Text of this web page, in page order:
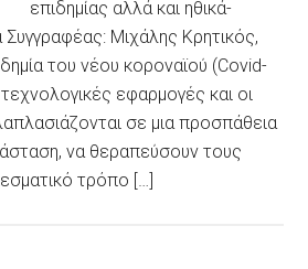
επιδημίας αλλά και ηθικά-
Συγγραφέας: Μιχάλης Κρητικός,
του νέου κοροναϊού (Covid-
εφαρμογές και οι
σε μια προσπάθεια
να θεραπεύσουν τους
τρόπο […]